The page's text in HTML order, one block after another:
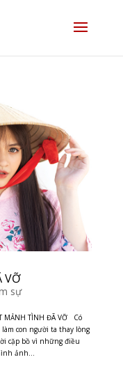
VỠ
sự
MẢNH TÌNH ĐÃ VỠ Có
con người ta thay lòng
cặp bồ vì những điều
ảnh...